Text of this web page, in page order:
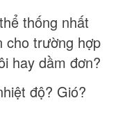
thống nhất
cho trường hợp
hay dầm đơn?
độ? Gió?